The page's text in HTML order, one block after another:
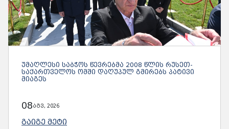
ᲣᲛᲐᲦᲚᲔᲡᲘ ᲡᲐᲑᲭᲝᲡ ᲬᲔᲕᲠᲔᲑᲛᲐ 2008 ᲬᲚᲘᲡ ᲠᲣᲡᲔᲗ-
ᲡᲐᲥᲐᲠᲗᲕᲔᲚᲝᲡ ᲝᲛᲨᲘ ᲓᲐᲦᲣᲞᲣᲚ ᲒᲛᲘᲠᲔᲑᲡ ᲞᲐᲢᲘᲕᲘ
ᲛᲘᲐᲒᲔᲡ
08აგვ, 2026
ᲒᲐᲘᲒᲔ ᲛᲔᲢᲘ